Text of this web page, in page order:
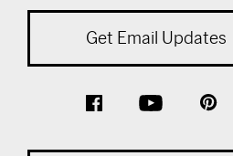
Get Email Updates